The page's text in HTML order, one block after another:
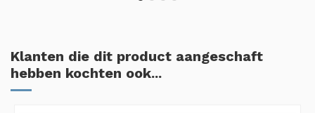
Klanten die dit product aangeschaft
hebben kochten ook...